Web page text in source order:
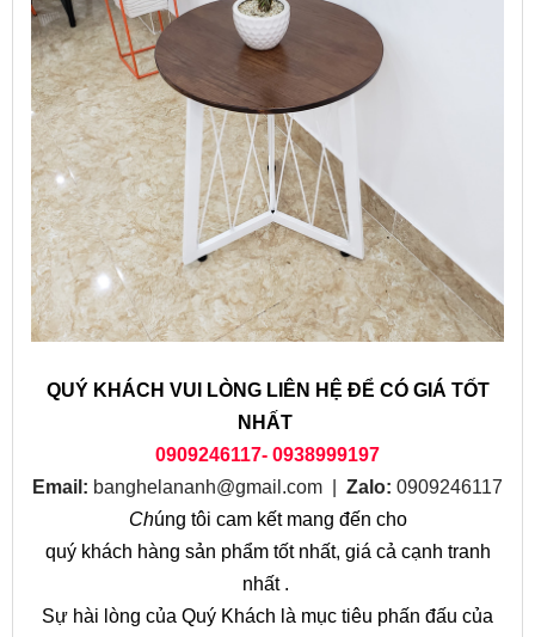
QUÝ KHÁCH VUI LÒNG LIÊN HỆ ĐỂ CÓ GIÁ TỐT
NHẤT
0909246117- 0938999197
Email: banghelananh@gmail.com Zalo: 0909246117
Chúng tôi cam kết mang đến cho
quý khách hàng sản phẩm tốt nhất, giá cả cạnh tranh
nhất .
Sự hài lòng của Quý Khách là mục tiêu phấn đấu của